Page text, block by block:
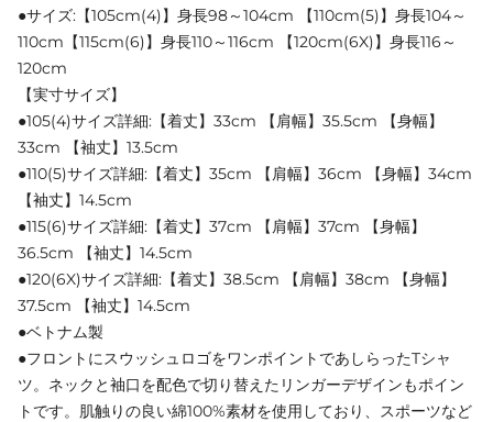
●サイズ:【105cm(4)】身長98～104cm 【110cm(5)】身長104～
110cm【115cm(6)】身長110～116cm 【120cm(6X)】身長116～
120cm
【実寸サイズ】
●105(4)サイズ詳細:【着丈】33cm 【肩幅】35.5cm 【身幅】
33cm 【袖丈】13.5cm
●110(5)サイズ詳細:【着丈】35cm 【肩幅】36cm 【身幅】34cm
【袖丈】14.5cm
●115(6)サイズ詳細:【着丈】37cm 【肩幅】37cm 【身幅】
36.5cm 【袖丈】14.5cm
●120(6X)サイズ詳細:【着丈】38.5cm 【肩幅】38cm 【身幅】
37.5cm 【袖丈】14.5cm
●ベトナム製
●フロントにスウッシュロゴをワンポイントであしらったTシャ
ツ。ネックと袖口を配色で切り替えたリンガーデザインもポイン
トです。肌触りの良い綿100%素材を使用しており、スポーツなど